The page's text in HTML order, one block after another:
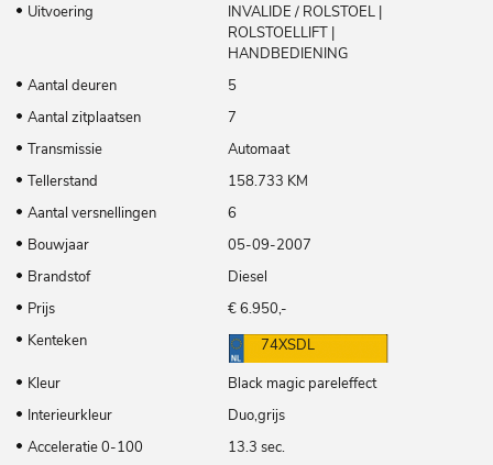
Uitvoering
INVALIDE / ROLSTOEL |
ROLSTOELLIFT |
HANDBEDIENING
Aantal deuren
5
Aantal zitplaatsen
7
Transmissie
Automaat
Tellerstand
158.733 KM
Aantal versnellingen
6
Bouwjaar
05-09-2007
Brandstof
Diesel
Prijs
€ 6.950,-
Kenteken
74XSDL
Kleur
Black magic pareleffect
Interieurkleur
Duo,grijs
Acceleratie 0-100
13.3 sec.